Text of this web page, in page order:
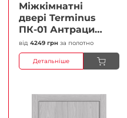
Міжкімнатні
двері Terminus
ПК-01 Антрацит
(п/п) Глухі
Плівка
від 4249 грн за полотно
Детальніше